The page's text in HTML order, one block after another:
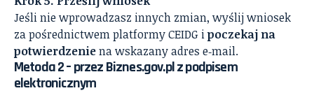
Jeśli nie wprowadzasz innych zmian, wyślij wniosek
za pośrednictwem platformy CEIDG ipoczekaj na
potwierdzeniena wskazany adres e‑mail.
Metoda 2 – przez Biznes.gov.pl z podpisem
elektronicznym